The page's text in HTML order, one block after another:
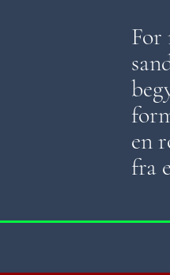
For
en
fra